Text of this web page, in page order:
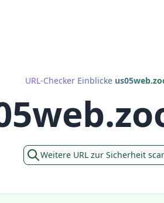
URL-Checker Einblicke
Weitere URL zur Sicherheit